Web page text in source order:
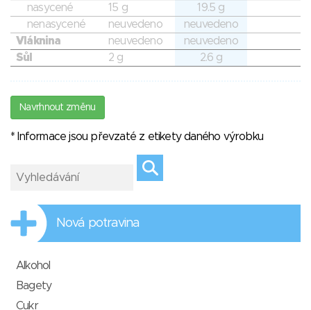
nasycené
15 g
19.5 g
nenasycené
neuvedeno
neuvedeno
Vláknina
neuvedeno
neuvedeno
Sůl
2 g 2.6 g
Navrhnout změnu
* Informace jsou převzaté z etikety daného výrobku
Nová potravina
Alkohol
Bagety
Cukr